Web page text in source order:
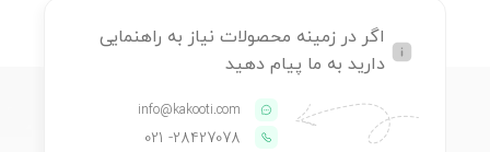
اگر در زمینه محصولات نیاز به راهنمایی
دارید به ما پیام دهید
info@kakooti.com
28427078
- 021